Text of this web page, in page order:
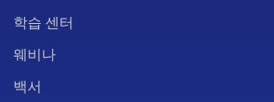
학습 센터
웨비나
백서